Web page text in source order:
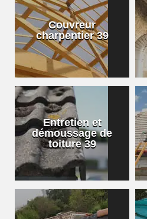
Couvreur
charpentier 39
Entretien et
démoussage de
toiture 39